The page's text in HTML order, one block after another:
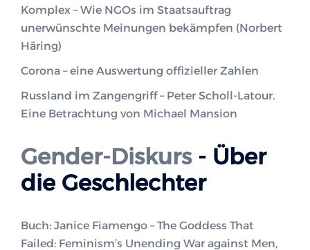
Komplex – Wie NGOs im Staatsauftrag
unerwünschte Meinungen bekämpfen (Norbert
Häring)
Corona – eine Auswertung offizieller Zahlen
Russland im Zangengriff – Peter Scholl-Latour.
Eine Betrachtung von Michael Mansion
Gender-Diskurs- Über
die Geschlechter
Buch: Janice Fiamengo – The Goddess That
Failed: Feminism’s Unending War against Men,